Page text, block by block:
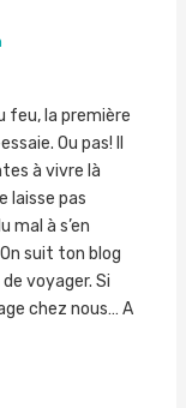
feu, la première
Ou pas! Il
à vivre là
laisse pas
mal à s’en
suit ton blog
voyager. Si
chez nous… A